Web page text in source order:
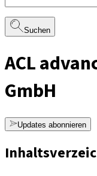
Suchen
ACL
GmbH
Updates abonnieren